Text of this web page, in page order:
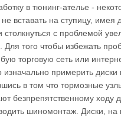
в тюнинг-ателье -
вставать на ступицу, имея
столкнуться с проблемой
Для того чтобы избежать
торговую сеть или
примерить диски
в том что тормозные
безпрепятственному ходу
шиномонтаж. Диски, на